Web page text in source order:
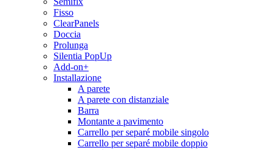
Fisso
ClearPanels
Doccia
Prolunga
Silentia PopUp
Add-on+
Installazione
A parete
A parete con distanziale
Barra
Montante a pavimento
Carrello per separé mobile singolo
Carrello per separé mobile doppio